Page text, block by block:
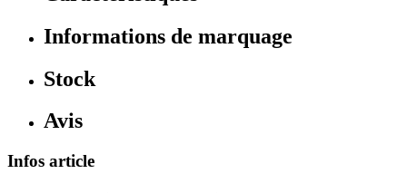
Informations de marquage
Stock
Avis
Infos article